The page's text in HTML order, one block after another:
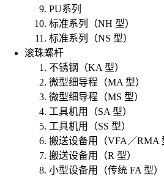
PU系列
标准系列（NH 型）
标准系列（NS 型）
滚珠螺杆
不锈钢（KA 型）
微型细导程（MA 型）
微型细导程（MS 型）
工具机用（SA 型）
工具机用（SS 型）
搬送设备用（VFA／RMA
搬送设备用（R 型）
小型设备用（传统 FA 型）